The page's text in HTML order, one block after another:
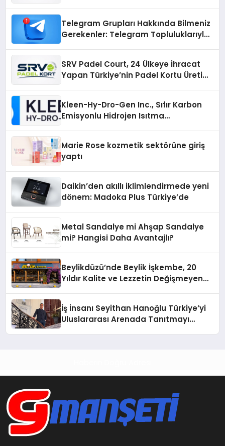
Telegram Grupları Hakkında Bilmeniz
Gerekenler: Telegram Topluluklarıyla
SRV Padel Court, 24 Ülkeye İhracat
Yapan Türkiye’nin Padel Kortu Üretim
Kleen-Hy-Dro-Gen Inc., Sıfır Karbon
Emisyonlu Hidrojen Isıtma
Marie Rose kozmetik sektörüne giriş
yaptı
Daikin’den akıllı iklimlendirmede yeni
dönem: Madoka Plus Türkiye’de
Metal Sandalye mi Ahşap Sandalye
mi? Hangisi Daha Avantajlı?
Beylikdüzü’nde Beylik İşkembe, 20
Yıldır Kalite ve Lezzetin Değişmeyen
İş İnsanı Seyithan Hanoğlu Türkiye’yi
Uluslararası Arenada Tanıtmayı